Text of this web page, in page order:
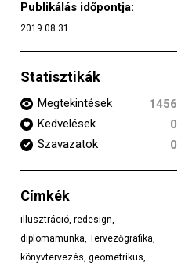
Publikálás időpontja:
2019.08.31.
Statisztikák
Megtekintések
1456
Kedvelések
0
Szavazatok
0
Címkék
illusztráció, redesign,
diplomamunka, Tervezőgrafika,
könyvtervezés, geometrikus,